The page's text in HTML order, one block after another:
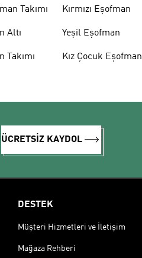
Takımı
Altı
Takımı
Kırmızı Eşofman
Yeşil Eşofman
Kız Çocuk Eşofman
ÜCRETSİZ KAYDOL
DESTEK
Müşteri Hizmetleri ve İletişim
Mağaza Rehberi